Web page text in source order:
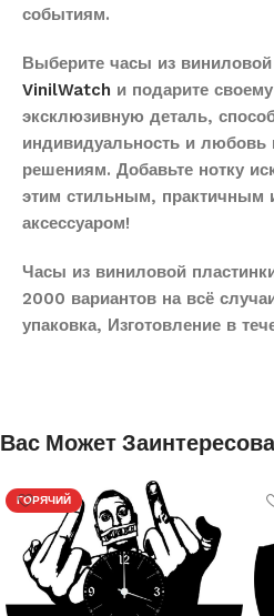
событиям.
Выберите часы из виниловой
VinilWatch и подарите
эксклюзивную деталь,
индивидуальность и любовь
решениям. Добавьте нотку
этим стильным, практичным
аксессуаром!
Часы из виниловой
2000 вариантов на всё
упаковка, Изготовление в
Вас Может
ГОРЯЧИЙ